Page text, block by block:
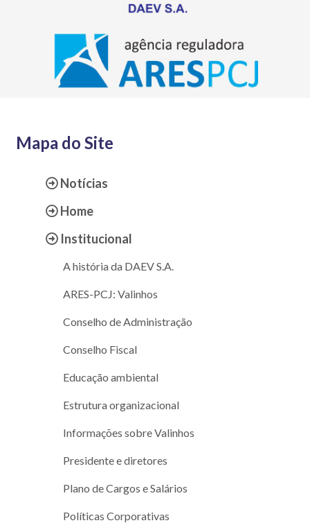
Mapa do Site
Notícias
Home
Institucional
A história da DAEV S.A.
ARES-PCJ: Valinhos
Conselho de Administração
Conselho Fiscal
Educação ambiental
Estrutura organizacional
Informações sobre Valinhos
Presidente e diretores
Plano de Cargos e Salários
Políticas Corporativas